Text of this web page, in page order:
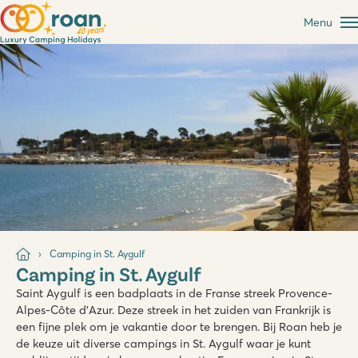
Menu
Camping in St. Aygulf
Camping in St. Aygulf
Saint Aygulf is een badplaats in de Franse streek Provence-
Alpes-Côte d'Azur. Deze streek in het zuiden van Frankrijk is
een fijne plek om je vakantie door te brengen. Bij Roan heb je
de keuze uit diverse campings in St. Aygulf waar je kunt